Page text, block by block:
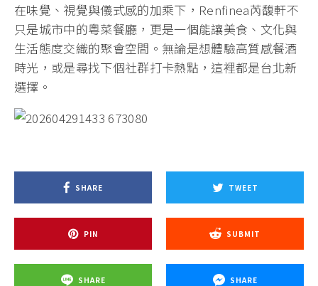
在味覺、視覺與儀式感的加乘下，Renfinea芮馥軒不
只是城市中的粵菜餐廳，更是一個能讓美食、文化與
生活態度交織的聚會空間。無論是想體驗高質感餐酒
時光，或是尋找下個社群打卡熱點，這裡都是台北新
選擇。
SHARE TWEET
PIN SUBMIT
SHARE SHARE